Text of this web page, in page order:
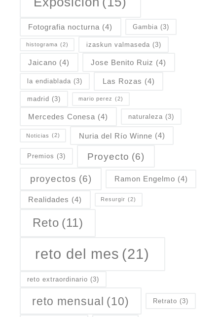
Fotografia nocturna (4) Gambia (3)
histograma (2) izaskun valmaseda (3)
Jaicano (4) Jose Benito Ruiz (4)
la endiablada (3) Las Rozas (4)
madrid (3) mario perez (2)
Mercedes Conesa (4) naturaleza (3)
Noticias (2) Nuria del Río Winne (4)
Premios (3) Proyecto (6)
proyectos (6) Ramon Engelmo (4)
Realidades (4) Resurgir (2)
Reto (11)
reto del mes (21)
reto extraordinario (3)
reto mensual (10) Retrato (3)